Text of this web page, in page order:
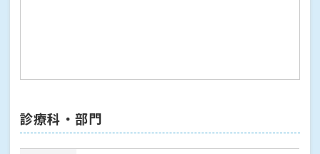
診療科・部門